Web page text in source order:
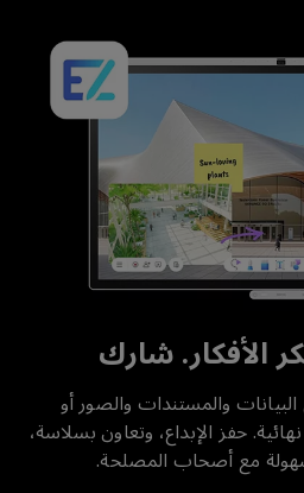
الأفكار. شارك
والمستندات والصور أو
حفز الإبداع، وتعاون بسلاسة،
مع أصحاب المصلحة.